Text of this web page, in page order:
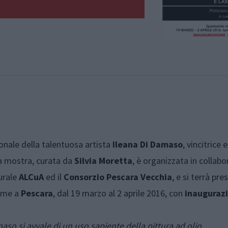
della talentuosa artista Ileana Di Damaso, vincitrice
mostra, curata da Silvia Moretta, è organizzata in
ALCuAed il Consorzio Pescara Vecchia, e si terrà
a Pescara, dal 19 marzo al 2 aprile 2016, con